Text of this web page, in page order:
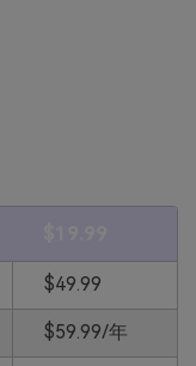
$49.99
$59.99/年